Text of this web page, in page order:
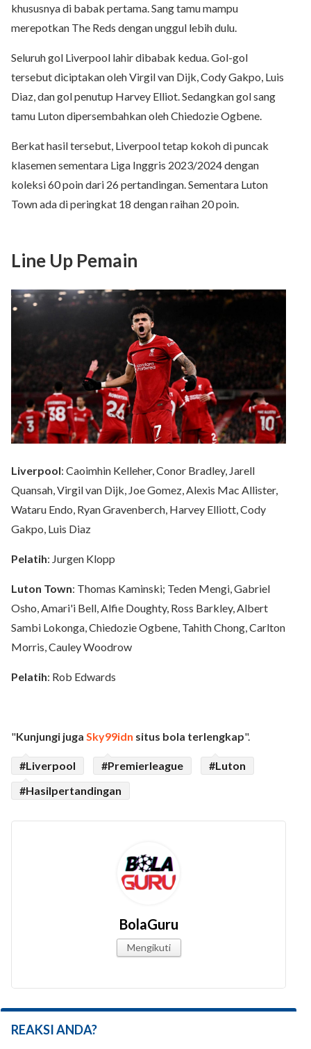
khususnya di babak pertama. Sang tamu mampu
merepotkan The Reds dengan unggul lebih dulu.
Seluruh gol Liverpool lahir dibabak kedua. Gol-gol
tersebut diciptakan oleh Virgil van Dijk, Cody Gakpo, Luis
Diaz, dan gol penutup Harvey Elliot. Sedangkan gol sang
tamu Luton dipersembahkan oleh Chiedozie Ogbene.
Berkat hasil tersebut, Liverpool tetap kokoh di puncak
klasemen sementara Liga Inggris 2023/2024 dengan
koleksi 60 poin dari 26 pertandingan. Sementara Luton
Town ada di peringkat 18 dengan raihan 20 poin.
Line Up Pemain
Liverpool: Caoimhin Kelleher, Conor Bradley, Jarell
Quansah, Virgil van Dijk, Joe Gomez, Alexis Mac Allister,
Wataru Endo, Ryan Gravenberch, Harvey Elliott, Cody
Gakpo, Luis Diaz
Pelatih: Jurgen Klopp
Luton Town: Thomas Kaminski; Teden Mengi, Gabriel
Osho, Amari'i Bell, Alfie Doughty, Ross Barkley, Albert
Sambi Lokonga, Chiedozie Ogbene, Tahith Chong, Carlton
Morris, Cauley Woodrow
Pelatih: Rob Edwards
"Kunjungi juga Sky99idn situs bola terlengkap".
#Liverpool #Premierleague
#Luton
#Hasilpertandingan
BolaGuru
Mengikuti
REAKSI ANDA?